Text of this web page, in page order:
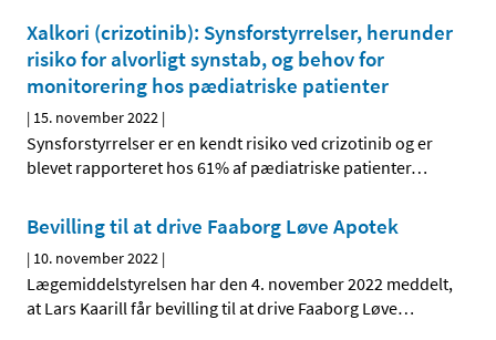
Xalkori (crizotinib): Synsforstyrrelser, herunder
risiko for alvorligt synstab, og behov for
monitorering hos pædiatriske patienter
| 15. november 2022 |
Synsforstyrrelser er en kendt risiko ved crizotinib og er
blevet rapporteret hos 61% af pædiatriske patienter…
Bevilling til at drive Faaborg Løve Apotek
| 10. november 2022 |
Lægemiddelstyrelsen har den 4. november 2022 meddelt,
at Lars Kaarill får bevilling til at drive Faaborg Løve…